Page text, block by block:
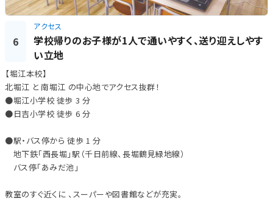
6
アクセス
学校帰りのお子様が1人で通いやすく、送り迎えしやす
い立地
【堀江本校】
北堀江 と 南堀江 の中心地でアクセス抜群！
●堀江小学校 徒歩 3 分
●日吉小学校 徒歩 6 分
●駅・バス停から 徒歩 1 分
地下鉄「西長堀」駅（千日前線、長堀鶴見緑地線）
バス停「あみだ池」
教室のすぐ近くに 、スーパーや図書館などが充実。